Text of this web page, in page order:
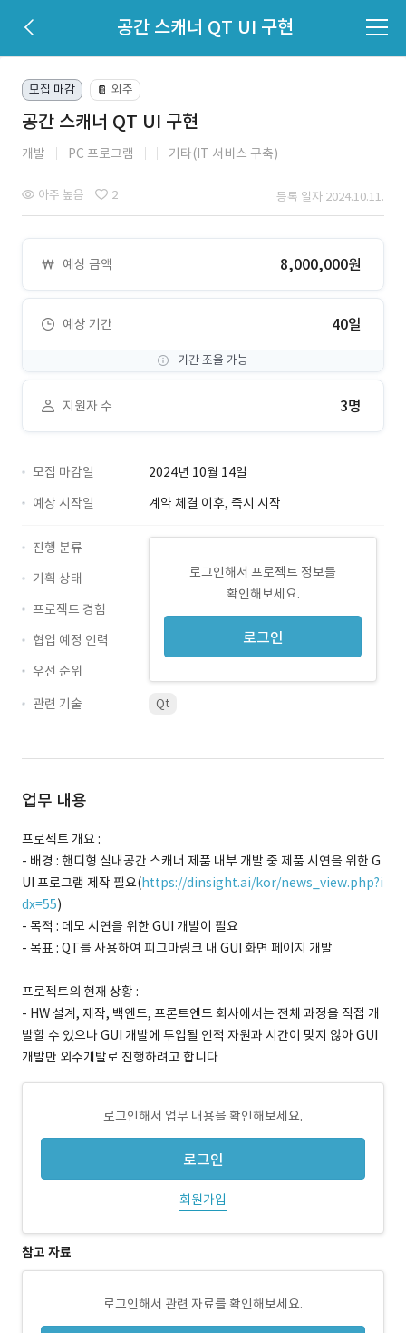
공간 스캐너 QT UI 구현
모집 마감 📔 외주
공간 스캐너 QT UI 구현
개발 PC 프로그램 기타(IT 서비스 구축)
아주 높음 2 등록 일자 2024.10.11.
예상 금액 8,000,000원
예상 기간 40일
기간 조율 가능
지원자 수 3명
모집 마감일
2024년 10월 14일
예상 시작일
계약 체결 이후, 즉시 시작
로그인해서 프로젝트 정보를
확인해보세요.
로그인
진행 분류
기획 상태
프로젝트 경험
협업 예정 인력
우선 순위
관련 기술
Qt
업무 내용
프로젝트 개요 :
- 배경 : 핸디형 실내공간 스캐너 제품 내부 개발 중 제품 시연을 위한 G
UI 프로그램 제작 필요(https://dinsight.ai/kor/news_view.php?i
dx=55)
- 목적 : 데모 시연을 위한 GUI 개발이 필요
- 목표 : QT를 사용하여 피그마링크 내 GUI 화면 페이지 개발
프로젝트의 현재 상황 :
- HW 설계, 제작, 백엔드, 프론트엔드 회사에서는 전체 과정을 직접 개
발할 수 있으나 GUI 개발에 투입될 인적 자원과 시간이 맞지 않아 GUI
개발만 외주개발로 진행하려고 합니다
로그인해서 업무 내용을 확인해보세요.
로그인
회원가입
참고 자료
로그인해서 관련 자료를 확인해보세요.